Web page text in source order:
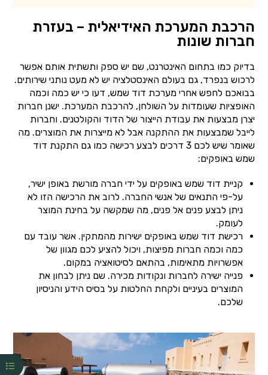
הרכבת המערכת האידיאלית – בעזרת
חברות שונות
בדיוק כמו בתחום האינטרנט, שם יש ספק ותשתית אותם אפשר
לרכוש בנפרד, גם בעולם האינסטלציה יש לא מעט נותני שירותים.
בבואכם לחפש אחרי מערכת דוד שמש, דעו כי יש כמה וכמה
האופציות שעומדות על השולחן, להרכבת המערכת. ישנן חברות
יצרן מבצעות את עבודת הייצור של הדוד והקולטנים. וחברות
לייבל שמבצעות את ההתקנה אבל לא מייצרות את המוצרים. מה
שאומר שיש לכם 3 דרכים לבצע רכישה כמו גם התקנת דוד
שמש באופקים:
קניית דוד שמש באופקים על ידי חברה מורשת באופן ישיר,
על-פי התנאים של אנשי החברה. לרוב את הרכישה הזו לא
ניתן לבצע פנים אל פנים, מה שמקשה על בחינת המוצר
לעומק.
רכישת דוד שמש באופקים ישירות מהמתקין. אשר עובד עם
כמה וכמה חברות מפיצות, ויכול להציע לכם מגוון של
אפשרויות מתאימות, בהתאם לסיטואציה במקום.
פנייה ישירה לחברות ונקודות מכירה. שם ניתן לבחון את
המוצרים בעיניים ולקחת החלטות על בסיס הידע והניסיון
שלכם.